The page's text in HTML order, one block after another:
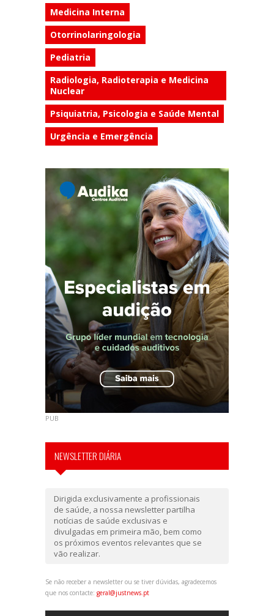
Medicina Interna
Otorrinolaringologia
Pediatria
Radiologia, Radioterapia e Medicina
Nuclear
Psiquiatria, Psicologia e Saúde Mental
Urgência e Emergência
PUB
NEWSLETTER DIÁRIA
Dirigida exclusivamente a profissionais
de saúde, a nossa newsletter partilha
notícias de saúde exclusivas e
divulgadas em primeira mão, bem como
os próximos eventos relevantes que se
vão realizar.
Se não receber a newsletter ou se tiver dúvidas, agradecemos
que nos contacte: geral@justnews.pt